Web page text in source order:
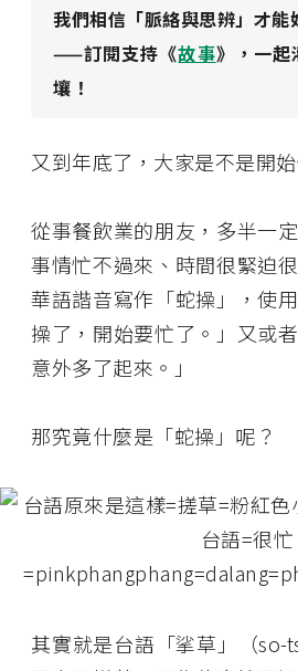
我們相信「脈絡與思辨」才能
——訂閱支持《故事》，一起
壤！
又到年底了，大家是不是開
從事餐飲業的朋友，多半一
事情忙不過來、時間很緊迫
華語諧音寫作「蛇操」，使
操了，開始要忙了。」又或
意外多了起來。」
那究竟什麼是「蛇操」呢？
其實就是台語「挲草」（so-